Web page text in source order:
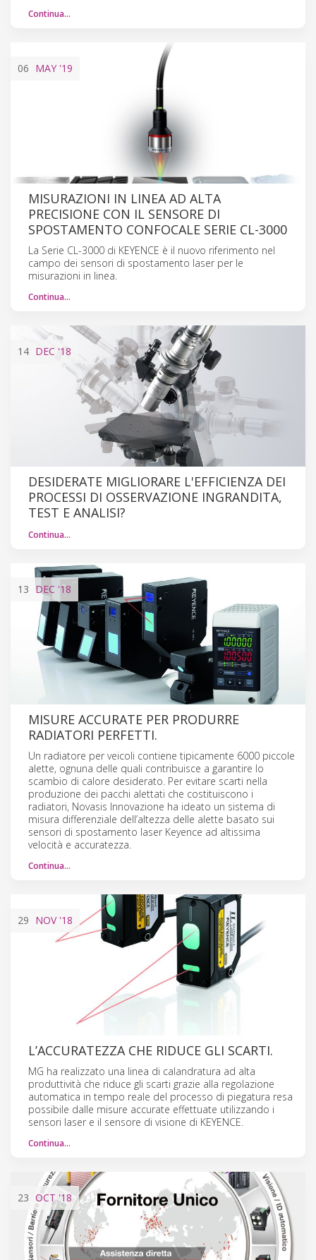
Continua…
06 MAY '19
MISURAZIONI IN LINEA AD ALTA
PRECISIONE CON IL SENSORE DI
SPOSTAMENTO CONFOCALE SERIE CL-3000
La Serie CL-3000 di KEYENCE è il nuovo riferimento nel
campo dei sensori di spostamento laser per le
misurazioni in linea.
Continua…
14 DEC '18
DESIDERATE MIGLIORARE L'EFFICIENZA DEI
PROCESSI DI OSSERVAZIONE INGRANDITA,
TEST E ANALISI?
Continua…
13 DEC '18
MISURE ACCURATE PER PRODURRE
RADIATORI PERFETTI.
Un radiatore per veicoli contiene tipicamente 6000 piccole
alette, ognuna delle quali contribuisce a garantire lo
scambio di calore desiderato. Per evitare scarti nella
produzione dei pacchi alettati che costituiscono i
radiatori, Novasis Innovazione ha ideato un sistema di
misura differenziale dell’altezza delle alette basato sui
sensori di spostamento laser Keyence ad altissima
velocità e accuratezza.
Continua…
29 NOV'18
L’ACCURATEZZA CHE RIDUCE GLI SCARTI.
MG ha realizzato una linea di calandratura ad alta
produttività che riduce gli scarti grazie alla regolazione
automatica in tempo reale del processo di piegatura resa
possibile dalle misure accurate effettuate utilizzando i
sensori laser e il sensore di visione di KEYENCE.
Continua…
23 OCT'18